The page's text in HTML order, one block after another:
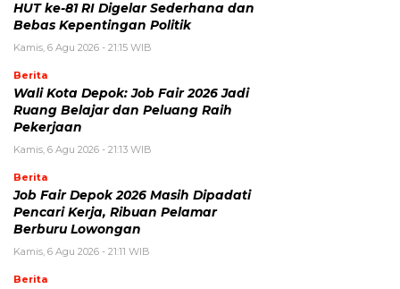
HUT ke-81 RI Digelar Sederhana dan
Bebas Kepentingan Politik
Kamis, 6 Agu 2026 - 21:15 WIB
Berita
Wali Kota Depok: Job Fair 2026 Jadi
Ruang Belajar dan Peluang Raih
Pekerjaan
Kamis, 6 Agu 2026 - 21:13 WIB
Berita
Job Fair Depok 2026 Masih Dipadati
Pencari Kerja, Ribuan Pelamar
Berburu Lowongan
Kamis, 6 Agu 2026 - 21:11 WIB
Berita